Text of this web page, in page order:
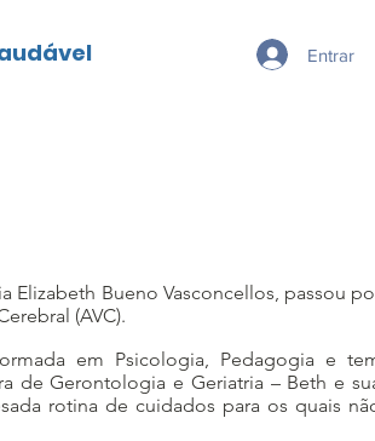
Entrar
Elizabeth Bueno Vasconcellos, passou
(AVC).
em Psicologia, Pedagogia e
de Gerontologia e Geriatria – Beth e
rotina de cuidados para os quais